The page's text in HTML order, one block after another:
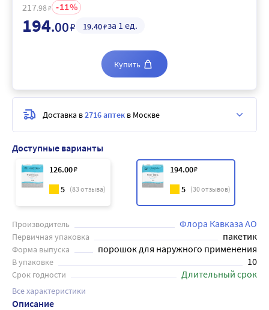
Доступные варианты
126.00₽
5 (83отзыва)
194.00₽
5 (30отзывов)
Производитель Флора Кавказа АО
Первичная упаковка пакетик
Форма выпуска порошок для наружного применения
В упаковке 10
Срок годности Длительный срок
Все характеристики
Описание
217.98₽ 11
194.00₽ 19.40₽за 1 ед.
Купить
Доставка в2716 аптек в Москве